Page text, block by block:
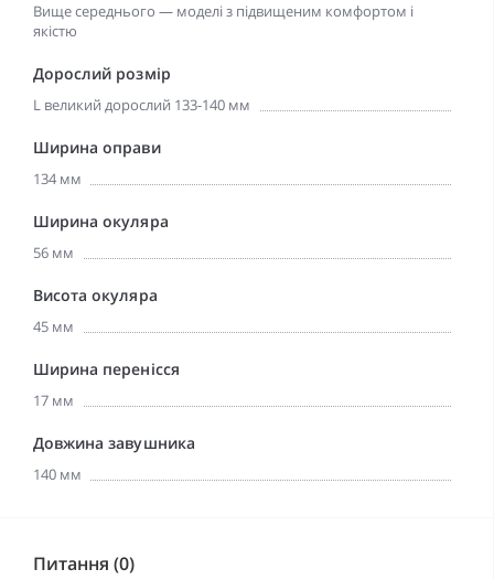
Вище середнього — моделі з підвищеним комфортом і
якістю
Дорослий розмір
L великий дорослий 133-140 мм
Ширина оправи
134 мм
Ширина окуляра
56 мм
Висота окуляра
45 мм
Ширина перенісся
17 мм
Довжина завушника
140 мм
Питання (0)